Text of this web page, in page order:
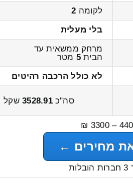
לקומה 2
בלי מעלית
מרחק ממשאית עד
הבית5 מטר
לא כולל הרכבה רהיטים
סה"כ3528.91שקל
4400 –
מחירים ←